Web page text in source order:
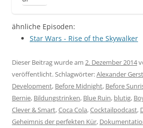
ähnliche Episoden:
Star Wars - Rise of the Skywalker
Dieser Beitrag wurde am 2. Dezember 2014
veröffentlicht. Schlagwörter:Alexander Gerst
Development, Before Midnight, Before
Bernie, Bildungstrinken, Blue Ruin, blutig,
Clever & Smart,Coca Cola,Cocktailpodcast,
Geheimnis der perfekten Kür,